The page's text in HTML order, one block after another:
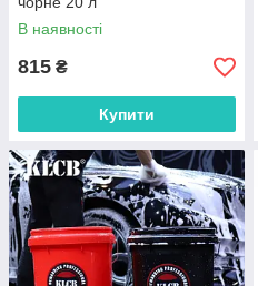
В наявності
815 ₴
Купити